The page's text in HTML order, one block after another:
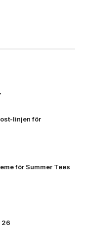
linjen för
för Summer Tees
26